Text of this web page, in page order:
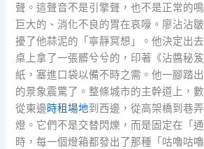
聲。這聲音不是引擎聲，也不是正常的
巨大的、消化不良的胃在哀嚎。廖沾沾
擾了他蒜泥的「寧靜冥想」。他決定出
桌上拿了一張髒兮兮的，印著《沾醬秘
紙，塞進口袋以備不時之需。他一腳踏
的景象震驚了。整條城市的主幹道上，
從東邊時租場地到西邊，從高架橋到巷
燈。它們不是交替閃爍，而是固定在「
時，每一個燈箱都發出了那種「咕嚕咕